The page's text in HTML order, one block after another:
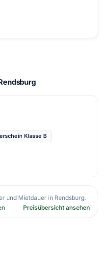
Klasse B
und Mietdauer in Rendsburg.
Preisübersicht ansehen